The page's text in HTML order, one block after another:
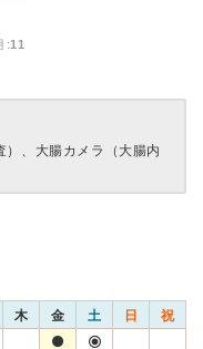
:11
）、大腸カメラ（大腸内
木 金 土 日 祝